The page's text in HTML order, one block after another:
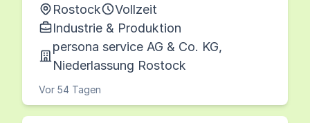
Rostock
Vollzeit
Industrie & Produktion
persona service AG & Co. KG,
Niederlassung Rostock
Vor 54 Tagen